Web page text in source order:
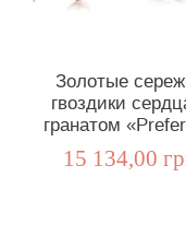
Золотые
гвоздики
гранатом
15 134,00